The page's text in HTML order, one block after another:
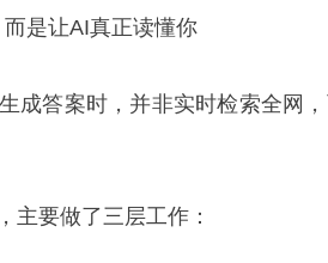
而是让AI真正读懂你
成答案时，并非实时检索全网
主要做了三层工作：